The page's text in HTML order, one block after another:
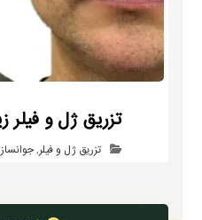
تزریق ژل و فیلر
تزریق ژل و فیلر,